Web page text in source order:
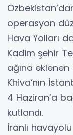
operasyon
Hava Yolları
Kadim şehir
ağına
Khiva’nın
4 Haziran’a
kutlandı.
İranlı